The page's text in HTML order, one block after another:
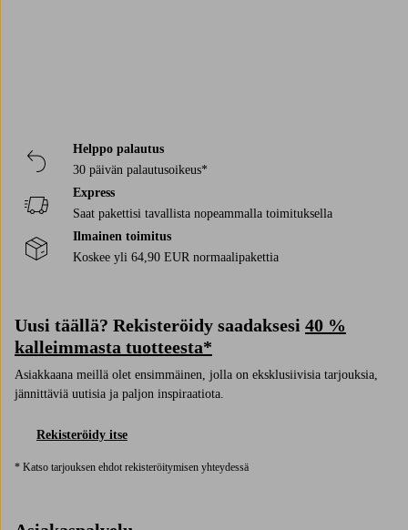
Helppo palautus
30 päivän palautusoikeus*
Express
Saat pakettisi tavallista nopeammalla toimituksella
Ilmainen toimitus
Koskee yli 64,90 EUR normaalipakettia
Uusi täällä? Rekisteröidy saadaksesi 40 %
kalleimmasta tuotteesta*
Asiakkaana meillä olet ensimmäinen, jolla on eksklusiivisia tarjouksia,
jännittäviä uutisia ja paljon inspiraatiota.
Rekisteröidy itse
* Katso tarjouksen ehdot rekisteröitymisen yhteydessä